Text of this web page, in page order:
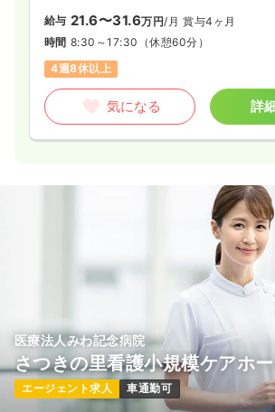
給与 21.6〜31.6万円/月 賞与4ヶ月
時間 8:30～17:30 （休憩60分）
4週8休以上
気になる 詳
医療法人みわ記念病院
さつきの里看護小規模ケアホ
エージェント求人 車通勤可